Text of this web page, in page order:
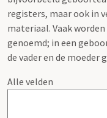
registers, maar ook in
materiaal. Vaak
genoemd; in een
de vader en de moeder
Alle velden